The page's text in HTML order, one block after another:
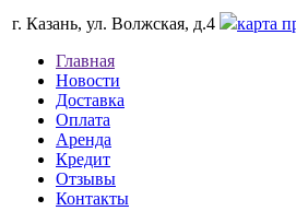
г. Казань, ул. Волжская, д.4
карта
Главная
Новости
Доставка
Оплата
Аренда
Кредит
Отзывы
Контакты